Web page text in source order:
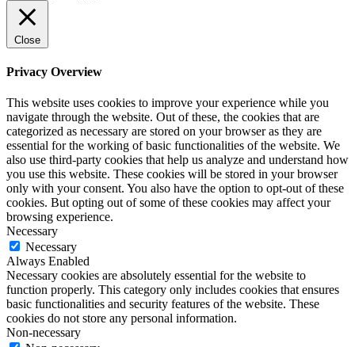
Close
Privacy Overview
This website uses cookies to improve your experience while you
navigate through the website. Out of these, the cookies that are
categorized as necessary are stored on your browser as they are
essential for the working of basic functionalities of the website. We
also use third-party cookies that help us analyze and understand how
you use this website. These cookies will be stored in your browser
only with your consent. You also have the option to opt-out of these
cookies. But opting out of some of these cookies may affect your
browsing experience.
Necessary
Necessary
Always Enabled
Necessary cookies are absolutely essential for the website to
function properly. This category only includes cookies that ensures
basic functionalities and security features of the website. These
cookies do not store any personal information.
Non-necessary